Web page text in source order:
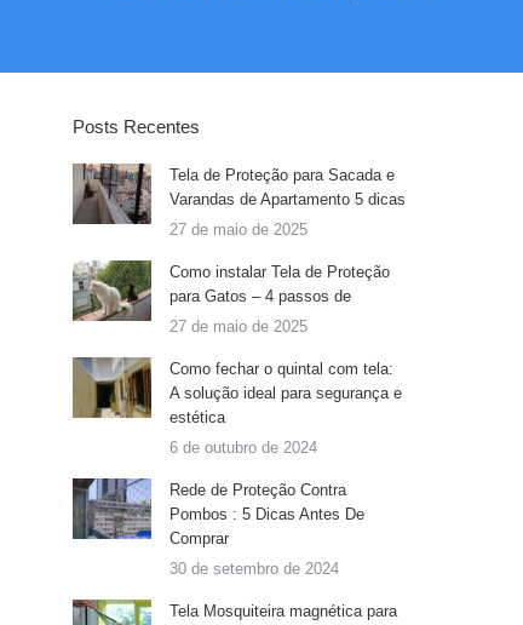
Posts Recentes
Tela de Proteção para Sacada e
Varandas de Apartamento 5 dicas
27 de maio de 2025
Como instalar Tela de Proteção
para Gatos – 4 passos de
27 de maio de 2025
Como fechar o quintal com tela:
A solução ideal para segurança e
estética
6 de outubro de 2024
Rede de Proteção Contra
Pombos : 5 Dicas Antes De
Comprar
30 de setembro de 2024
Tela Mosquiteira magnética para